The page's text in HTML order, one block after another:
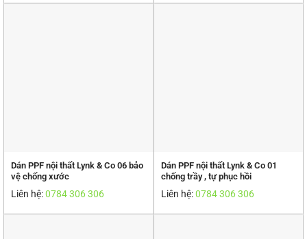
Dán PPF nội thất Lynk & Co 06 bảo
vệ chống xước
Liên hệ:0784 306 306
Dán PPF nội thất Lynk & Co 01
chống trầy , tự phục hồi
Liên hệ:0784 306 306